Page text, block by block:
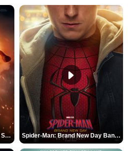
L'Odyssée Bande-annonce VO STFR Spider-Man: Brand New Day Bande-annonce VO STFR